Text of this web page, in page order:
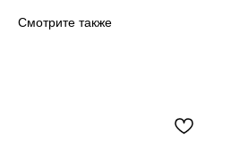
Смотрите также